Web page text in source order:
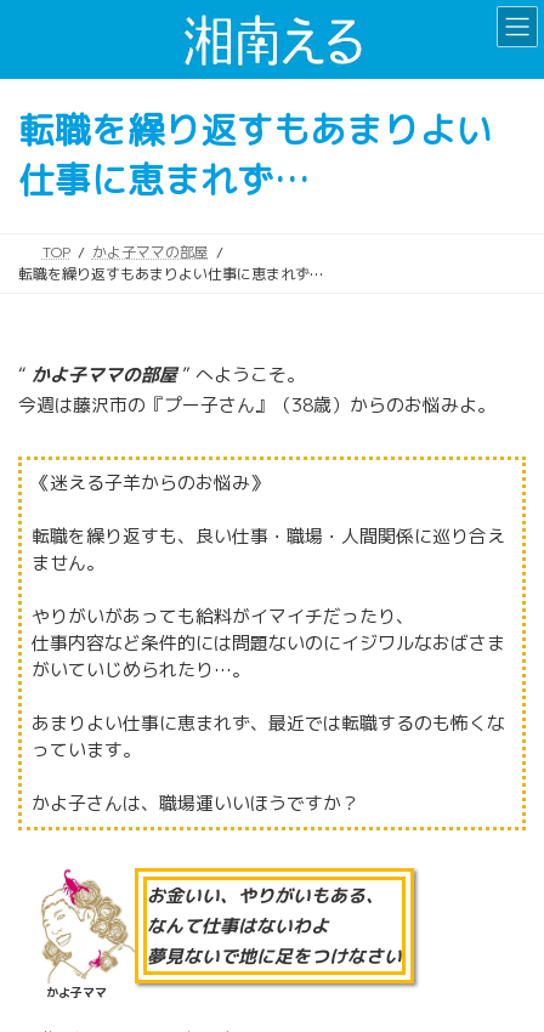
転職を繰り返すもあまりよい
仕事に恵まれず…
TOP
かよ子ママの部屋
転職を繰り返すもあまりよい仕事に恵まれず…
“ かよ子ママの部屋” へようこそ。
今週は藤沢市の『プー子さん』（38歳）からのお悩みよ。
《迷える子羊からのお悩み》
転職を繰り返すも、良い仕事・職場・人間関係に巡り合え
ません。
やりがいがあっても給料がイマイチだったり、
仕事内容など条件的には問題ないのにイジワルなおばさま
がいていじめられたり…。
あまりよい仕事に恵まれず、最近では転職するのも怖くな
っています。
かよ子さんは、職場運いいほうですか？
かよ子ママ
お金いい、やりがいもある、
なんて仕事はないわよ
夢見ないで地に足をつけなさい